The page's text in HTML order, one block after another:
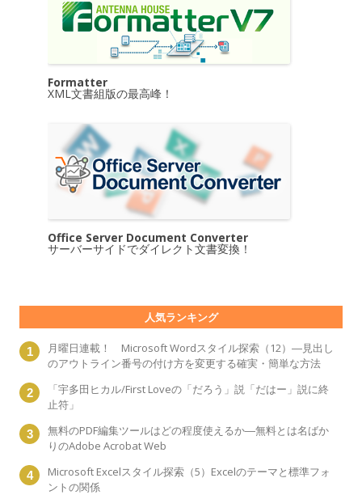
Formatter
XML文書組版の最高峰！
Office Server Document Converter
サーバーサイドでダイレクト文書変換！
人気ランキング
月曜日連載！ Microsoft Wordスタイル探索（12）―見出し
のアウトライン番号の付け方を変更する確実・簡単な方法
「宇多田ヒカル/First Loveの「だろう」説「だはー」説に終
止符」
無料のPDF編集ツールはどの程度使えるか―無料とは名ばか
りのAdobe Acrobat Web
Microsoft Excelスタイル探索（5）Excelのテーマと標準フォ
ントの関係